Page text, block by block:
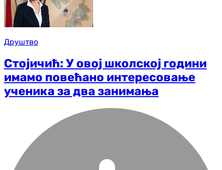
Друштво
Стојичић: У овој школској години
имамо повећано интересовање
ученика за два занимања